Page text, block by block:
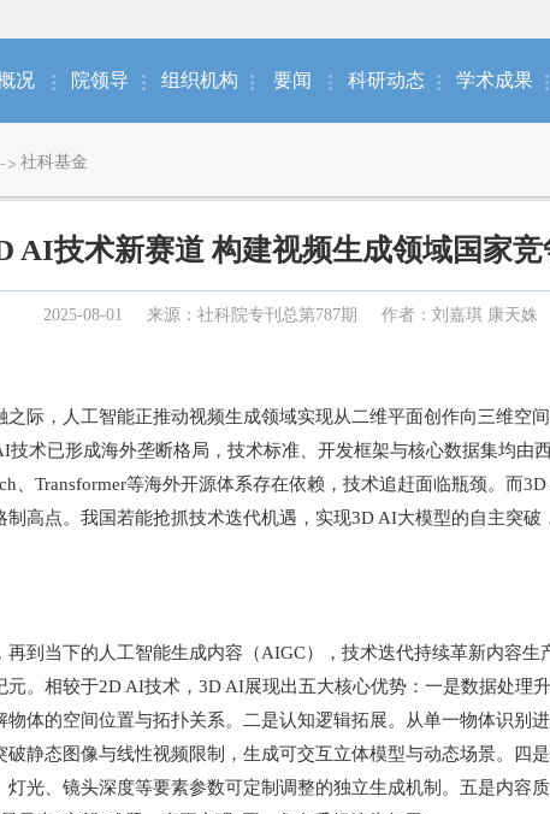
况 院领导 组织机构 要闻 科研动态 学术成果
社科基金
AI技术新赛道 构建视频生成领域国家
2025-08-01 来源：社科院专刊总第787期 作者：刘嘉琪 康天姝
，人工智能正推动视频生成领域实现从二维平面创作向三维空
技术已形成海外垄断格局，技术标准、开发框架与核心数据集均由
、Transformer等海外开源体系存在依赖，技术追赶面临瓶颈。而
制高点。我国若能抢抓技术迭代机遇，实现3D AI大模型的自主突
当下的人工智能生成内容（AIGC），技术迭代持续革新内容生
。相较于2D AI技术，3D AI展现出五大核心优势：一是数据处理
体的空间位置与拓扑关系。二是认知逻辑拓展。从单一物体识别
静态图像与线性视频限制，生成可交互立体模型与动态场景。四
光、镜头深度等要素参数可定制调整的独立生成机制。五是内容